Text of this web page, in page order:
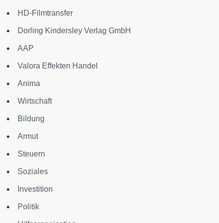
HD-Filmtransfer
Dorling Kindersley Verlag GmbH
AAP
Valora Effekten Handel
Anima
Wirtschaft
Bildung
Armut
Steuern
Soziales
Investition
Politik